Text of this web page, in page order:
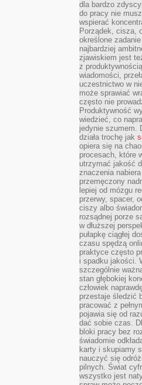
dla bardzo
do pracy nie
wspierać
Porządek, cisza,
określone
najbardziej
zjawiskiem jest
z
wiadomości,
uczestnictwo w
może sprawiać
często nie
Produktywność
wiedzieć, co
jedynie szumem.
działa trochę jak
opiera się na
procesach, które
utrzymać jakość
znaczenia
przemęczony
lepiej od mózgu
przerwy, spacer,
ciszy albo
rozsądnej porze
w dłuższej
pułapkę ciągłej
czasu spędzą
praktyce często
i spadku jakości.
szczególnie
stan głębokiej
człowiek
przestaje śledzić
pracować z
pojawia się od
dać sobie czas.
bloki pracy bez
świadomie
karty i skupiamy
nauczyć się
pilnych. Świat
wszystko jest